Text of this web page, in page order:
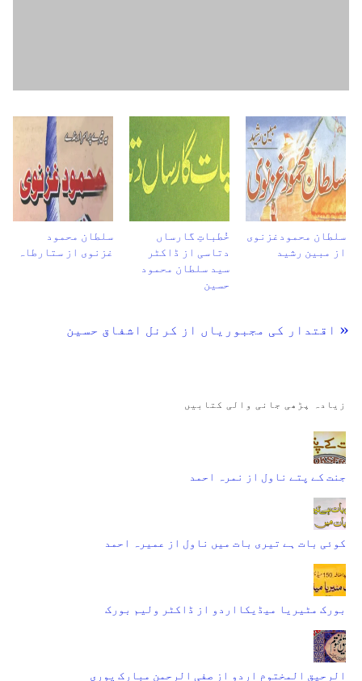
سلطان محمود
غزنوی از ستارطاہ
خُطباتِ گارساں
دتاسی از ڈاکٹر
سید سلطان محمود
حسین
سلطان محمودغزنوی
از مبین رشید
« اقتدار کی مجبوریاں از کرنل اشفاق حسین
زیادہ پڑھی جانی والی کتابیں
جنت کے پتے ناول از نمرہ احمد
کوئی بات ہے تیری بات میں ناول از عمیرہ احمد
بورک مٹیریا میڈیکااردو از ڈاکٹر ولیم بورک
الرحیق المختوم اردو از صفی الرحمن مبارک پوری